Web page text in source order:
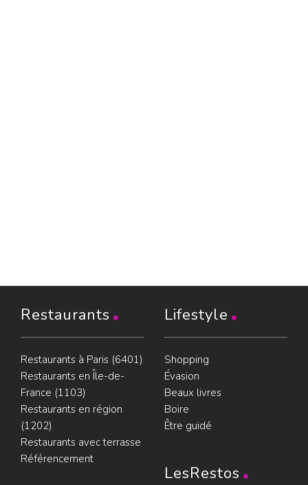
Restaurants
Restaurants à Paris (6401)
Restaurants en Île-de-
France (1103)
Restaurants en région
(1202)
Restaurants avec terrasse
Référencement
Lifestyle
Shopping
Évasion
Beaux livres
Boire
Être guidé
LesRestos